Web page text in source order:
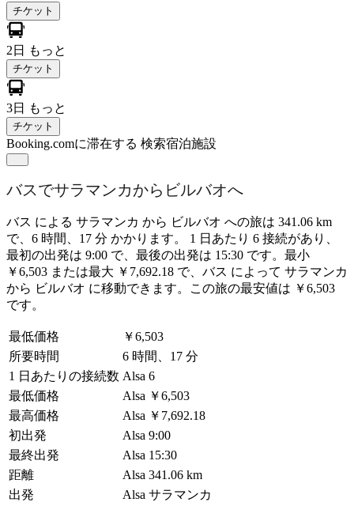
チケット
2日 もっと
チケット
3日 もっと
チケット
Booking.comに滞在する 検索宿泊施設
バスでサラマンカからビルバオへ
バス による サラマンカ から ビルバオ への旅は 341.06 km
で、6 時間、17 分 かかります。 1 日あたり 6 接続があり、
最初の出発は 9:00 で、最後の出発は 15:30 です。最小
￥6,503 または最大 ￥7,692.18 で、バス によって サラマンカ
から ビルバオ に移動できます。この旅の最安値は ￥6,503
です。
最低価格
￥6,503
所要時間
6 時間、17 分
1 日あたりの接続数 Alsa 6
最低価格
Alsa ￥6,503
最高価格
Alsa ￥7,692.18
初出発
Alsa 9:00
最終出発
Alsa 15:30
距離
Alsa 341.06 km
出発
Alsa サラマンカ